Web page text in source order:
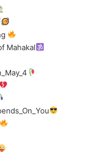
Mahakal